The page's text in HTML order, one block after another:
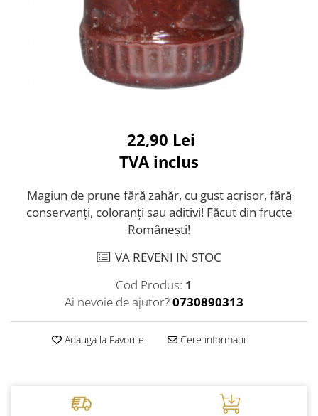
22,90 Lei
TVA inclus
Magiun de prune fără zahăr, cu gust acrisor, fără
conservanți, coloranți sau aditivi! Făcut din fructe
Românești!
VA REVENI IN STOC
Cod Produs: 1
Ai nevoie de ajutor?0730890313
Adauga la Favorite Cere informatii